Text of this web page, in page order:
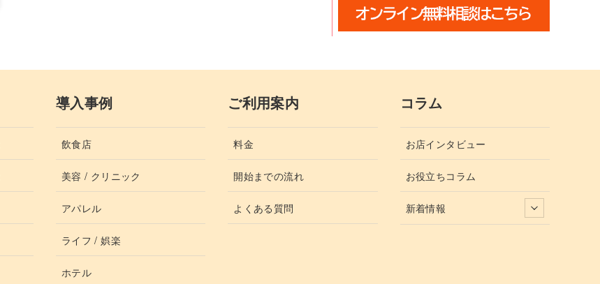
導入事例
飲食店
美容 / クリニック
アパレル
ライフ / 娯楽
ホテル
ご利用案内
料金
開始までの流れ
よくある質問
コラム
お店インタビュー
お役立ちコラム
新着情報